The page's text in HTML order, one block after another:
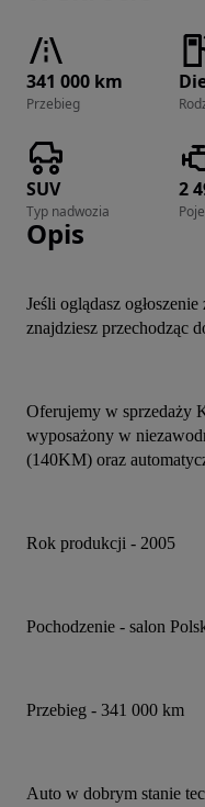
341 000 km
Przebieg
SUV
Typ nadwozia
2
Opis
Jeśli oglądasz
znajdziesz przechodząc
Oferujemy w sprzedaży
wyposażony w
(140KM) oraz
Rok produkcji - 2005
Pochodzenie - salon
Przebieg - 341 000 km
Auto w dobrym stanie